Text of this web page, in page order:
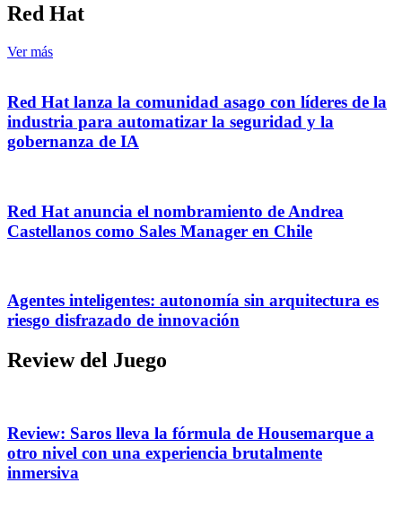
Red Hat
Ver más
Red Hat lanza la comunidad asago con líderes de la
industria para automatizar la seguridad y la
gobernanza de IA
Red Hat anuncia el nombramiento de Andrea
Castellanos como Sales Manager en Chile
Agentes inteligentes: autonomía sin arquitectura es
riesgo disfrazado de innovación
Review del Juego
Review: Saros lleva la fórmula de Housemarque a
otro nivel con una experiencia brutalmente
inmersiva